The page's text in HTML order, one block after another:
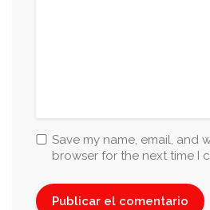
Save my name, email, and
browser for the next time I